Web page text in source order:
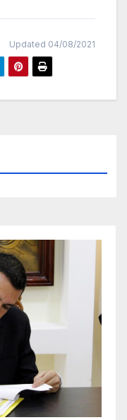
Updated 04/08/2021